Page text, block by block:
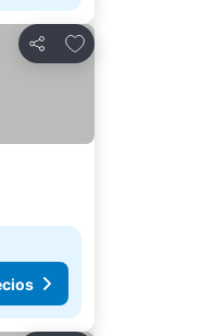
Compartir
Añadir a favoritos